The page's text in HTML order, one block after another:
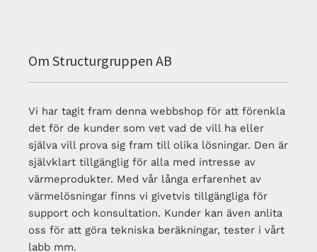
Om Structurgruppen AB
Vi har tagit fram denna webbshop för att förenkla
det för de kunder som vet vad de vill ha eller
själva vill prova sig fram till olika lösningar. Den är
självklart tillgänglig för alla med intresse av
värmeprodukter. Med vår långa erfarenhet av
värmelösningar finns vi givetvis tillgängliga för
support och konsultation. Kunder kan även anlita
oss för att göra tekniska beräkningar, tester i vårt
labb mm.